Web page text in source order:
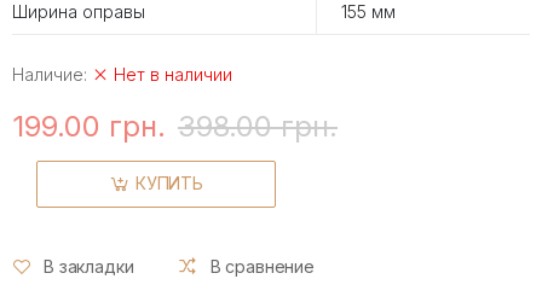
Ширина оправы 155 мм
Наличие: Нет в наличии
199.00 грн. 398.00 грн.
КУПИТЬ
В закладки В сравнение